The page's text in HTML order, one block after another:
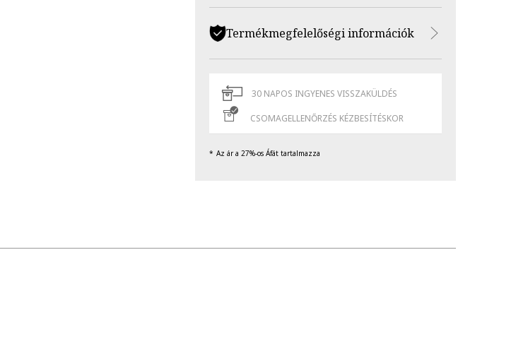
Termékmegfelelőségi információk
30 NAPOS INGYENES VISSZAKÜLDÉS
CSOMAGELLENŐRZÉS KÉZBESÍTÉSKOR
Az ár a 27%-os Áfát tartalmazza